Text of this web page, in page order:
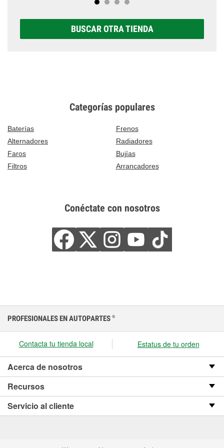
BUSCAR OTRA TIENDA
Categorías populares
Baterías
Frenos
Alternadores
Radiadores
Faros
Bujías
Filtros
Arrancadores
Conéctate con nosotros
PROFESIONALES EN AUTOPARTES ®
Contacta tu tienda local Estatus de tu orden
Acerca de nosotros
Recursos
Servicio al cliente